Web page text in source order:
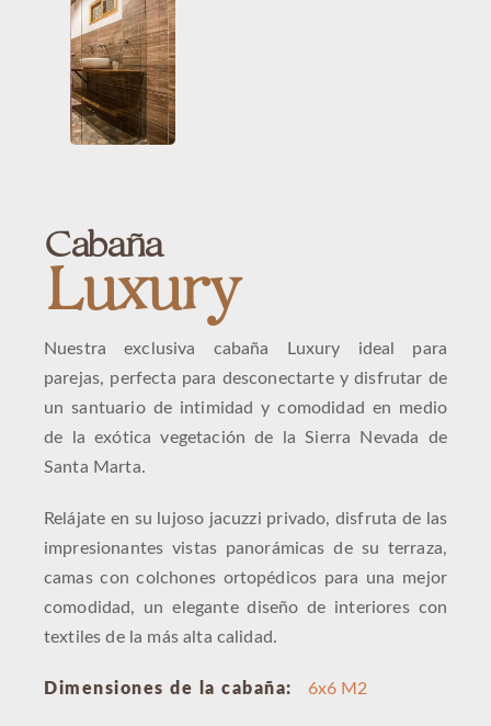
Cabaña
Luxury
Nuestra exclusiva cabaña Luxury ideal para
parejas, perfecta para desconectarte y disfrutar de
un santuario de intimidad y comodidad en medio
de la exótica vegetación de la Sierra Nevada de
Santa Marta.
Relájate en su lujoso jacuzzi privado, disfruta de las
impresionantes vistas panorámicas de su terraza,
camas con colchones ortopédicos para una mejor
comodidad, un elegante diseño de interiores con
textiles de la más alta calidad.
Dimensiones de la cabaña: 6x6 M2